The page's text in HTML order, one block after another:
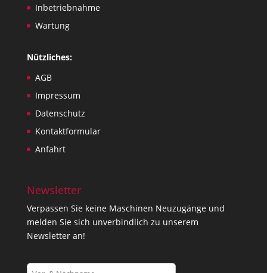
Inbetriebnahme
Wartung
Nützliches:
AGB
Impressum
Datenschutz
Kontaktformular
Anfahrt
Newsletter
Verpassen Sie keine Maschinen Neuzugänge und
melden Sie sich unverbindlich zu unserem
Newsletter an!